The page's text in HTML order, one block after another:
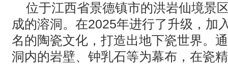
位于江西省景德镇市的洪岩仙境景
成的溶洞。在2025年进行了升级，加
名的陶瓷文化，打造出地下瓷世界。
洞内的岩壁、钟乳石等为幕布，在瓷